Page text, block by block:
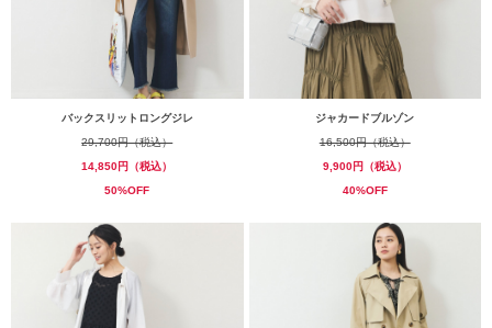
バックスリットロングジレ
29,700円（税込）
14,850円（税込）
50%OFF
ジャカードブルゾン
16,500円（税込）
9,900円（税込）
40%OFF